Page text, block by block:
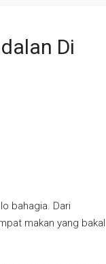
Di
bahagia. Dari
makan yang bakal